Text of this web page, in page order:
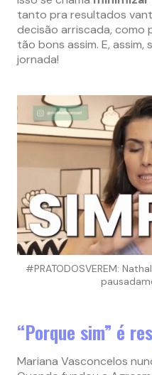
tanto pra resultados
decisão arriscada, como
tão bons assim. E, assim,
jornada!
#PRATODOSVEREM:
“Porque sim” é
Mariana Vasconcelos